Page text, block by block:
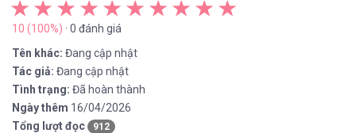
10 (100%) · 0 đánh giá
Tên khác: Đang cập nhật
Tác giả: Đang cập nhật
Tình trạng: Đã hoàn thành
Ngày thêm 16/04/2026
Tổng lượt đọc
912